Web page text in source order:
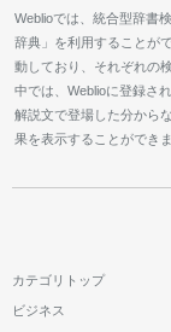
Weblioでは、統合型辞書
辞典」を利用することが
動しており、それぞれの
中では、Weblioに登録さ
解説文で登場した分から
果を表示することができま
カテゴリトップ
ビジネス